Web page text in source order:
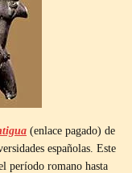
(enlace pagado) de
españolas. Este
período romano hasta